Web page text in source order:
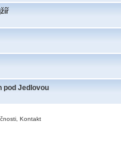
pod Jedlovou
Kontakt